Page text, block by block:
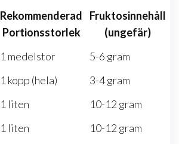
Rekommenderad
Portionsstorlek
Fruktosinnehåll
(ungefär)
1 medelstor
5-6 gram
1 kopp (hela)
3-4 gram
1 liten
10-12 gram
1 liten
10-12 gram